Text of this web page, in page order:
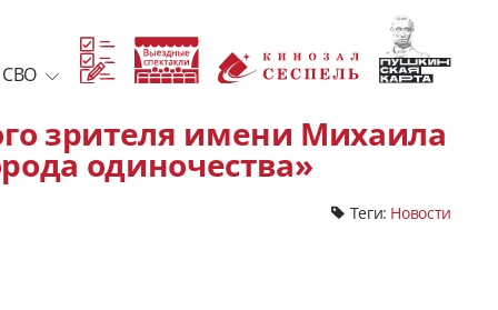
СВО
зрителя имени Михаила
одиночества»
Теги: Новости